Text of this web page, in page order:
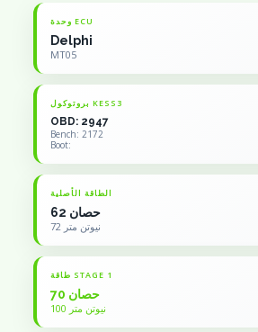
وحدة ECU
Delphi
MT05
بروتوكول KESS3
OBD: 2947
Bench: 2172
Boot:
الطاقة الأصلية
62 حصان
72 نيوتن متر
طاقة STAGE 1
70 حصان
100 نيوتن متر